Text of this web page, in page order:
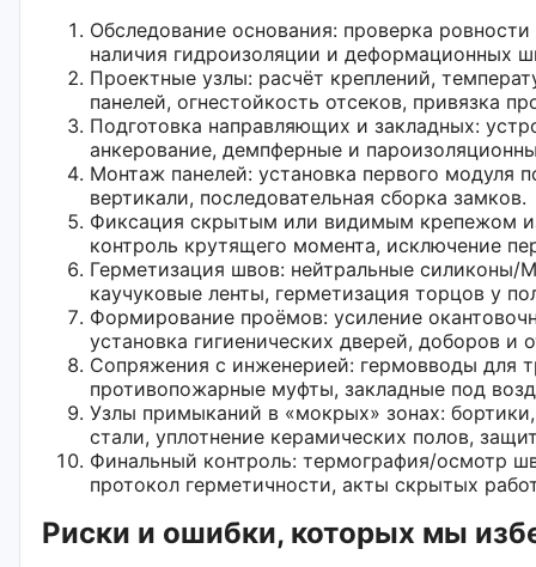
Обследование основания: проверка
наличия гидроизоляции и деформационных
Проектные узлы: расчёт креплений,
панелей, огнестойкость отсеков, привязка
Подготовка направляющих и закладных:
анкерование, демпферные и
Монтаж панелей: установка первого модуля
вертикали, последовательная сборка замков.
Фиксация скрытым или видимым крепежом
контроль крутящего момента, исключение
Герметизация швов: нейтральные
каучуковые ленты, герметизация торцов у
Формирование проёмов: усиление
установка гигиенических дверей, доборов и
Сопряжения с инженерией: гермовводы для
противопожарные муфты, закладные под
Узлы примыканий в «мокрых» зонах:
стали, уплотнение керамических полов,
Финальный контроль: термография/осмотр
протокол герметичности, акты скрытых
Риски и ошибки, которых мы